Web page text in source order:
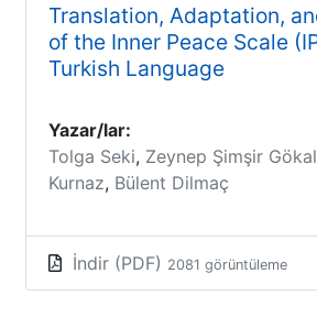
Translation, Adaptation,
of the Inner Peace Scale
Turkish Language
Yazar/lar:
Tolga Seki, Zeynep Şimşir
Kurnaz, Bülent Dilmaç
İndir (PDF) 2081 görüntüleme